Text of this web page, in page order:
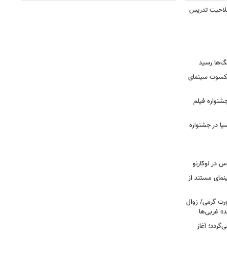
تدریس
رسید
سینمای
جشنواره فیلم
در جشنواره
در لوکارنو
مستند از
گرمی/ زوال
غربی‌ها
بازمی‌گردد؛ آغاز